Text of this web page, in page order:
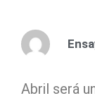
Abril será